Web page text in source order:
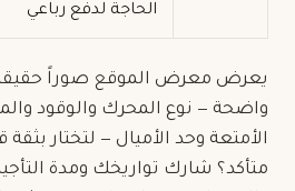
الحاجة لدفع رباعي
يعرض معرض الموقع صوراً
واضحة — نوع المحرك والوقود
الأمتعة وحد الأميال — لتختار
متأكد؟ شارك تواريخك ومدة